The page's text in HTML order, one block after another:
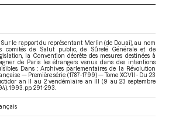
Sur le rapport du représentant Merlin (de Douai), au nom
comités de Salut public, de Sûreté Générale et de
la Convention décrète des mesures destinées à
de Paris les étrangers venus dans des intentions
Dans : Archives parlementaires de la Révolution
— Première série (1787-1799) — Tome XCVII - Du 23
an II au 2 vendémiaire an III (9 au 23 septembre
. 1993. pp. 291-293.